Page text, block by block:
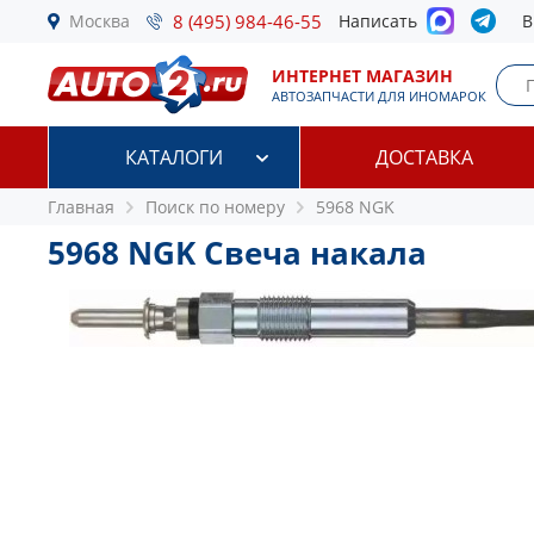
Москва 8 (495) 984-46-55 Написать
ИНТЕРНЕТ МАГАЗИН
АВТОЗАПЧАСТИ ДЛЯ ИНОМАРОК
КАТАЛОГИ ДОСТАВКА
Главная Поиск по номеру 5968 NGK
5968 NGK Свеча накала